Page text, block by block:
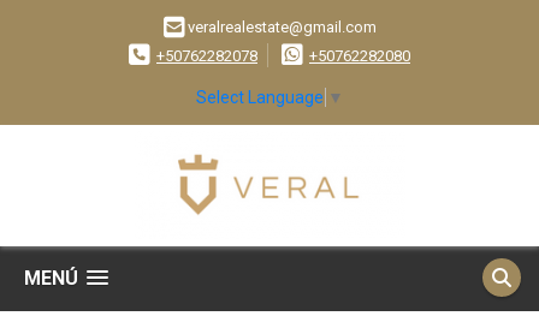
veralrealestate@gmail.com
+50762282078
+50762282080
Select Language ▼
MENÚ